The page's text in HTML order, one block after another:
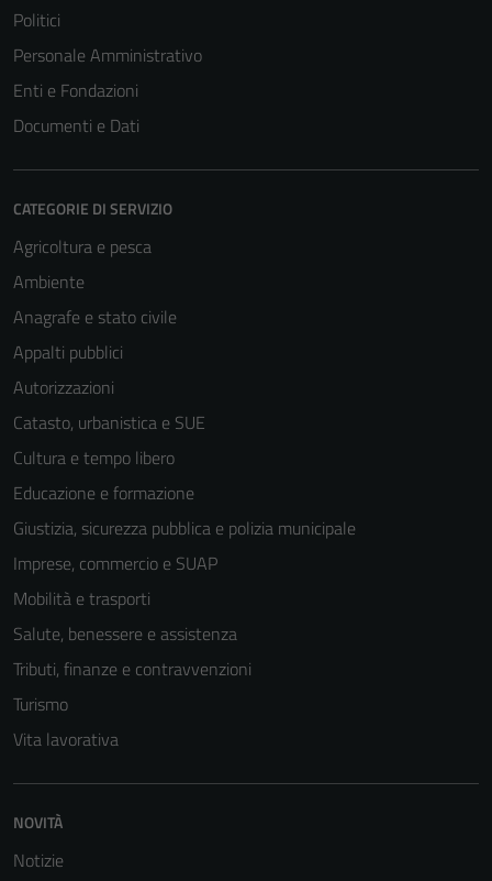
Politici
Personale Amministrativo
Enti e Fondazioni
Documenti e Dati
CATEGORIE DI SERVIZIO
Agricoltura e pesca
Ambiente
Anagrafe e stato civile
Appalti pubblici
Autorizzazioni
Catasto, urbanistica e SUE
Cultura e tempo libero
Educazione e formazione
Giustizia, sicurezza pubblica e polizia municipale
Imprese, commercio e SUAP
Mobilità e trasporti
Salute, benessere e assistenza
Tributi, finanze e contravvenzioni
Turismo
Vita lavorativa
NOVITÀ
Notizie